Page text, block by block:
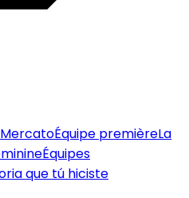
MercatoÉquipe premièreLa
Équipes
que tú hiciste